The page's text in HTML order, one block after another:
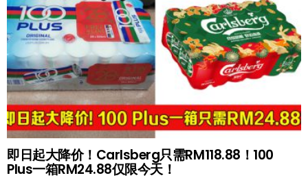
即日起大降价！Carlsberg只需RM118.88！100
Plus一箱RM24.88仅限今天！